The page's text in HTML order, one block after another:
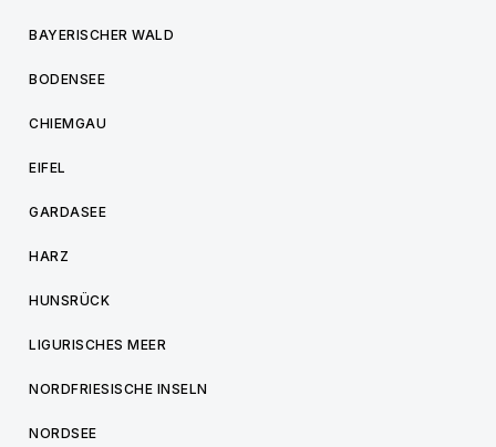
BAYERISCHER WALD
BODENSEE
CHIEMGAU
EIFEL
GARDASEE
HARZ
HUNSRÜCK
LIGURISCHES MEER
NORDFRIESISCHE INSELN
NORDSEE